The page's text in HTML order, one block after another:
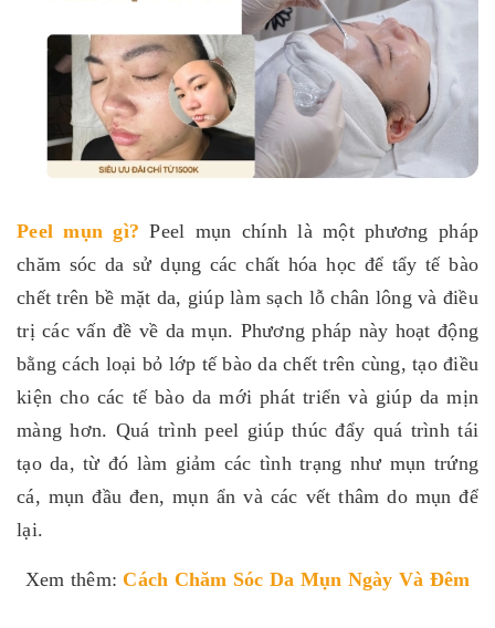
Peel mụn gì? Peel mụn chính là một phương pháp
chăm sóc da sử dụng các chất hóa học để tẩy tế bào
chết trên bề mặt da, giúp làm sạch lỗ chân lông và điều
trị các vấn đề về da mụn. Phương pháp này hoạt động
bằng cách loại bỏ lớp tế bào da chết trên cùng, tạo điều
kiện cho các tế bào da mới phát triển và giúp da mịn
màng hơn. Quá trình peel giúp thúc đẩy quá trình tái
tạo da, từ đó làm giảm các tình trạng như mụn trứng
cá, mụn đầu đen, mụn ẩn và các vết thâm do mụn để
lại.
Xem thêm: Cách Chăm Sóc Da Mụn Ngày Và Đêm